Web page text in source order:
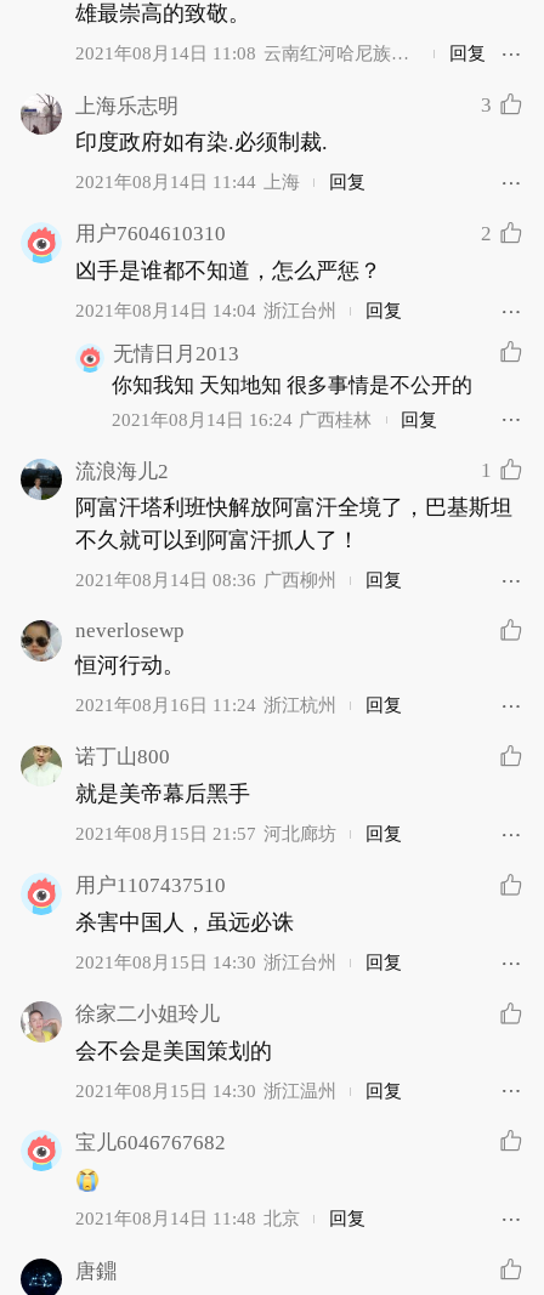
雄最崇高的致敬。
2021年08月14日 11:08 云南红河哈尼族彝
回复
上海乐志明 3
印度政府如有染.必须制裁.
2021年08月14日 11:44 上海 回复
用户7604610310 2
凶手是谁都不知道，怎么严惩？
2021年08月14日 14:04 浙江台州 回复
无情日月2013
你知我知 天知地知 很多事情是不公开的
2021年08月14日 16:24 广西桂林 回复
流浪海儿2 1
阿富汗塔利班快解放阿富汗全境了，巴基斯坦
不久就可以到阿富汗抓人了！
2021年08月14日 08:36 广西柳州 回复
neverlosewp
恒河行动。
2021年08月16日 11:24 浙江杭州 回复
诺丁山800
就是美帝幕后黑手
2021年08月15日 21:57 河北廊坊 回复
用户1107437510
杀害中国人，虽远必诛
2021年08月15日 14:30 浙江台州 回复
徐家二小姐玲儿
会不会是美国策划的
2021年08月15日 14:30 浙江温州 回复
宝儿6046767682
2021年08月14日 11:48 北京 回复
唐鐤